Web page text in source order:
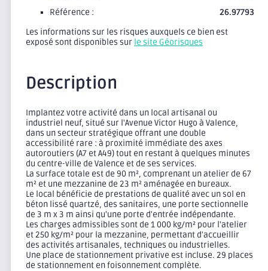
Référence :
26.97793
Les informations sur les risques auxquels ce bien est
exposé sont disponibles sur le site Géorisques
Description
Implantez votre activité dans un local artisanal ou
industriel neuf, situé sur l'Avenue Victor Hugo à Valence,
dans un secteur stratégique offrant une double
accessibilité rare : à proximité immédiate des axes
autoroutiers (A7 et A49) tout en restant à quelques minutes
du centre-ville de Valence et de ses services.
La surface totale est de 90 m², comprenant un atelier de 67
m² et une mezzanine de 23 m² aménagée en bureaux.
Le local bénéficie de prestations de qualité avec un sol en
béton lissé quartzé, des sanitaires, une porte sectionnelle
de 3 m x 3 m ainsi qu'une porte d'entrée indépendante.
Les charges admissibles sont de 1 000 kg/m² pour l'atelier
et 250 kg/m² pour la mezzanine, permettant d'accueillir
des activités artisanales, techniques ou industrielles.
Une place de stationnement privative est incluse. 29 places
de stationnement en foisonnement complète.